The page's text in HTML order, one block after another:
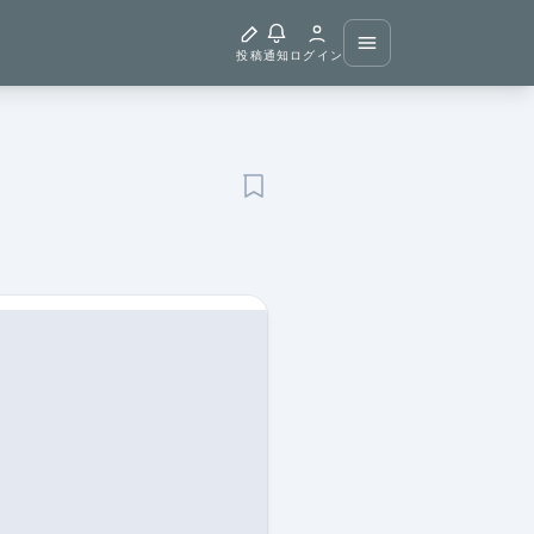
投稿通知 ログイン